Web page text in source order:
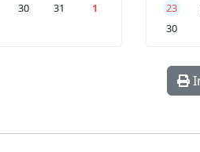
30 31 1
23
30